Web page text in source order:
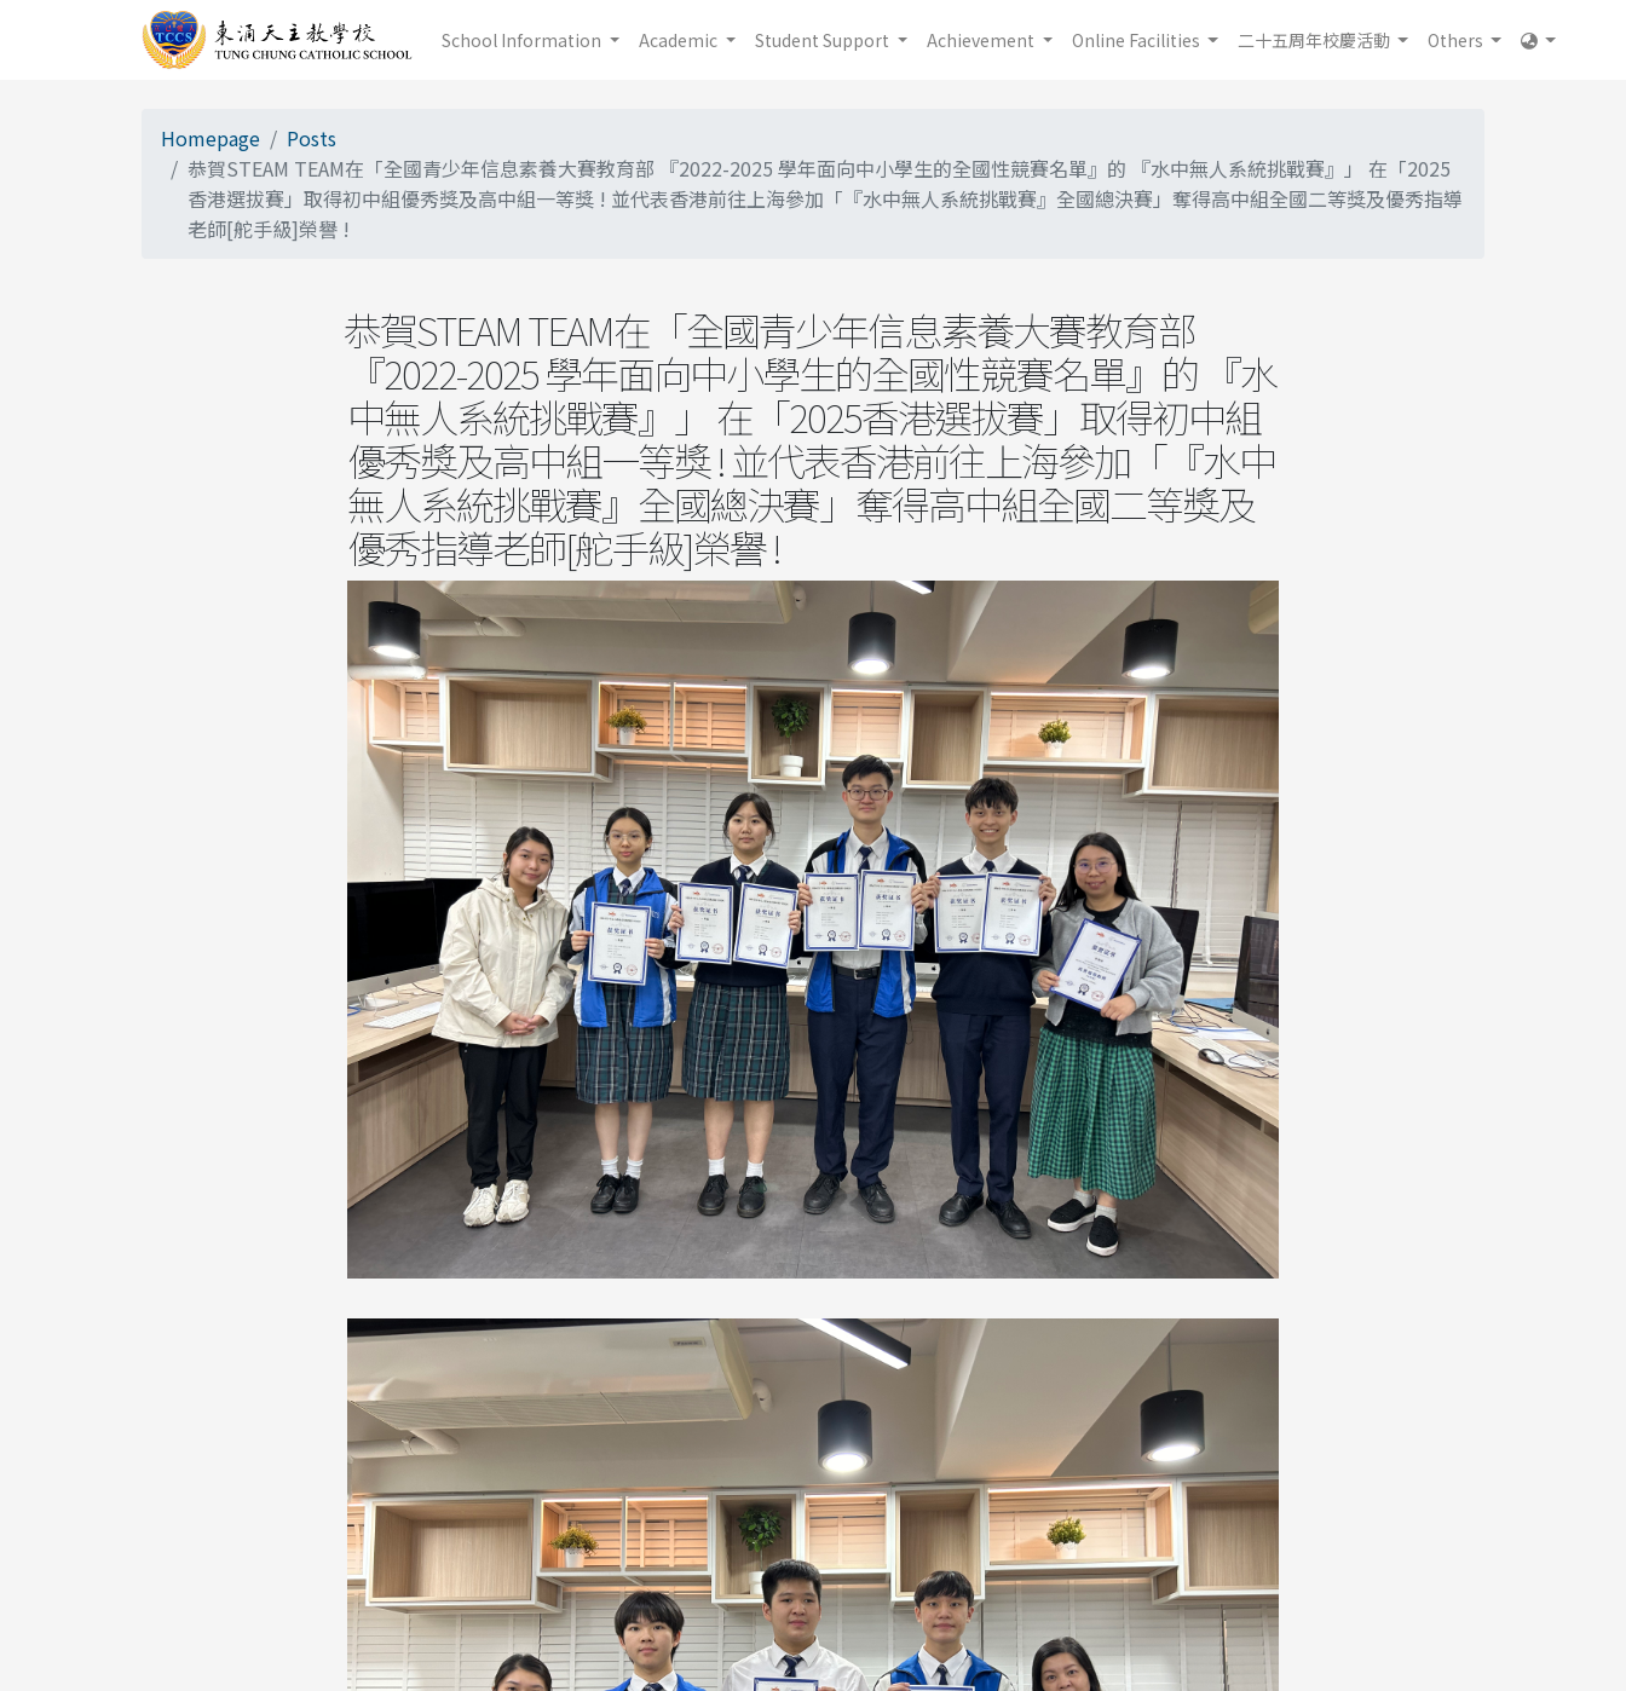
School Information Academic Student Support Achievement Online Facilities 二十五周年校慶活動 Others
Homepage
Posts
恭賀STEAM TEAM在「全國青少年信息素養大賽教育部 『2022-2025 學年面向中小學生的全國性競賽名單』的 『水中無人系統挑戰賽』」 在「2025
香港選拔賽」取得初中組優秀獎及高中組一等獎 ! 並代表香港前往上海參加「『水中無人系統挑戰賽』全國總決賽」奪得高中組全國二等獎及優秀指導
老師[舵手級]榮譽 !
恭賀STEAM TEAM在「全國青少年信息素養大賽教育部
『2022-2025 學年面向中小學生的全國性競賽名單』的 『水
中無人系統挑戰賽』」 在「2025香港選拔賽」取得初中組
優秀獎及高中組一等獎 ! 並代表香港前往上海參加「『水中
無人系統挑戰賽』全國總決賽」奪得高中組全國二等獎及
優秀指導老師[舵手級]榮譽 !